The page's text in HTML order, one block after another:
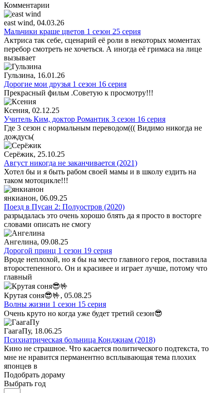
Комментарии
east wind, 04.03.26
Мальчики краше цветов 1 сезон 25 серия
Актриса так себе, сценарий её роли в некоторых моментах
перебор смотреть не хочеться. А иногда её гримаса на лице
вызывает
Гульзина, 16.01.26
Дорогие мои друзья 1 сезон 16 серия
Прекрасный фильм .Советую к просмотру!!!
Ксения, 02.12.25
Учитель Ким, доктор Романтик 3 сезон 16 серия
Где 3 сезон с нормальным переводом((( Видимо никогда не
дождусь(
Серёжик, 25.10.25
Август никогда не заканчивается (2021)
Хотел бы и я быть рабом своей мамы и в школу ездить на
таком мотоцикле!!!
янкианон, 06.09.25
Поезд в Пусан 2: Полуостров (2020)
разрыдалась это очень хорошо блять да я просто в восторге
словами описать не смогу
Ангелина, 09.08.25
Дорогой принц 1 сезон 19 серия
Вроде неплохой, но я бы на место главного героя, поставила
второстепенного. Он и красивее и играет лучше, потому что
главный
Крутая соня😎🤟, 05.08.25
Волны жизни 1 сезон 15 серия
Очень круто но когда уже будет третий сезон😎
ГаагаПу, 18.06.25
Психиатрическая больница Конджиам (2018)
Кино не страшное. Что касается политического подтекста, то
мне не нравится перманентно всплывающая тема плохих
японцев в
Подобрать дораму
Выбрать год